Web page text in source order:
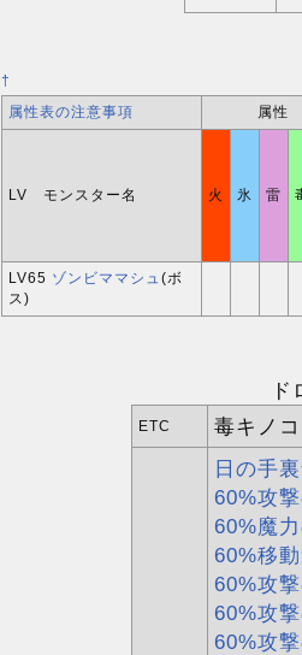
†
属性表の注意事項
属性
LV モンスター名 火 氷 雷
LV65 ゾンビママシュ (ボ
ス)
ETC 毒キノコ
日の手
60%攻
60%魔
60%移
60%攻
60%攻
60%攻